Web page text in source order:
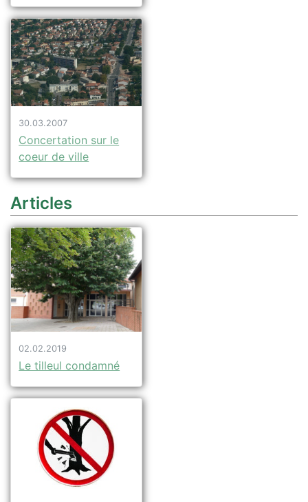
30.03.2007
Concertation sur le
coeur de ville
Articles
02.02.2019
Le tilleul condamné